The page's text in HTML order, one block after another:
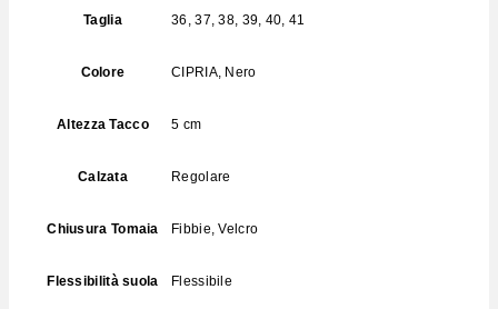
Taglia 36, 37, 38, 39, 40, 41
Colore CIPRIA, Nero
Altezza Tacco 5 cm
Calzata Regolare
Chiusura Tomaia Fibbie, Velcro
Flessibilità suola Flessibile